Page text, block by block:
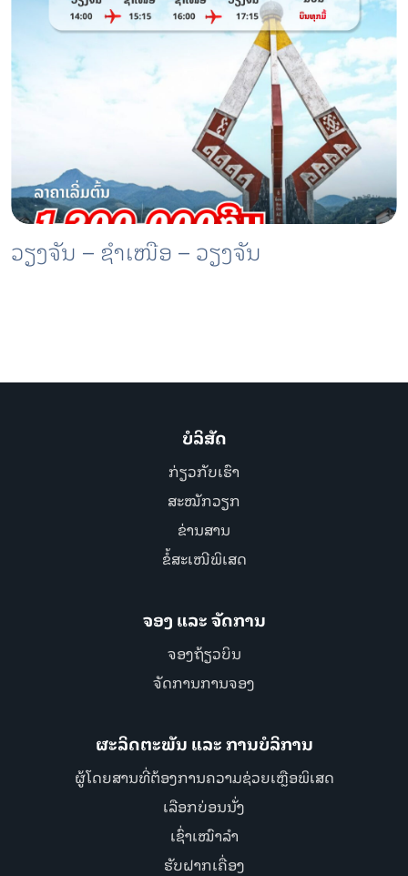
ວຽງຈັນ – ຊຳເໜືອ – ວຽງຈັນ
ບໍລິສັດ
ກ່ຽວກັບເຮົາ
ສະໝັກວຽກ
ຂ່ານສານ
ຂໍ້ສະເໜີພິເສດ
ຈອງ ແລະ ຈັດການ
ຈອງຖ້ຽວບິນ
ຈັດການການຈອງ
ຜະລິດຕະພັນ ແລະ ການບໍລິການ
ຜູ້ໂດຍສານທີ່ຕ້ອງການຄວາມຊ່ວຍເຫຼືອພິເສດ
ເລືອກບ່ອນນັ່ງ
ເຊົ່າເໝົາລຳ
ຮັບຝາກເຄື່ອງ